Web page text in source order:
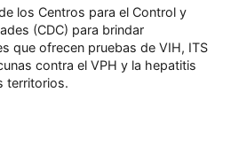
los Centros para el Control y
(CDC) para brindar
que ofrecen pruebas de VIH, ITS
contra el VPH y la hepatitis
territorios.